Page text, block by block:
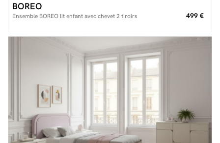
BOREO
Ensemble BOREO lit enfant avec chevet 2 tiroirs 499 €